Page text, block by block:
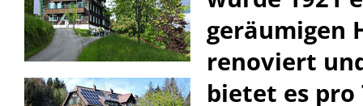
geräumigen
renoviert
bietet es pro